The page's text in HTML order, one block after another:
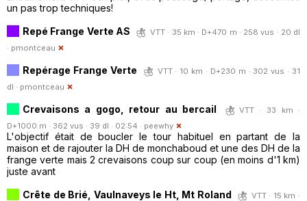
un pas trop techniques!
Repé Frange Verte AS
VTT · 35 km · D+470 m · 258 vus · 20 dl
· pmontceau
Repérage Frange Verte
VTT · 10 km · D+230 m · 302 vus · 31
dl · pmontceau
Crevaisons a gogo, retour au bercail
VTT · 33 km ·
D+1000 m · 362 vus · 39 dl · 02:54 · peewhy
L'objectif était de boucler le tour habituel en partant de la
maison et de rajouter la DH de monchaboud et une des DH de la
frange verte mais 2 crevaisons coup sur coup (en moins d'1 km)
juste avant
Crête de Brié, Vaulnaveys le Ht, Mt Roland
VTT · 15 km ·